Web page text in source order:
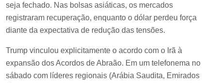
seja fechado. Nas bolsas asiáticas, os mercados
registraram recuperação, enquanto o dólar perdeu força
diante da expectativa de redução das tensões.
Trump vinculou explicitamente o acordo com o Irã à
expansão dos Acordos de Abraão. Em um telefonema no
sábado com líderes regionais (Arábia Saudita, Emirados